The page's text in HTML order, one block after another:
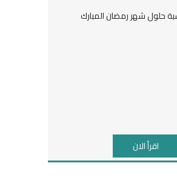
حلول شهر رمضان المبارك
اقرأ الان